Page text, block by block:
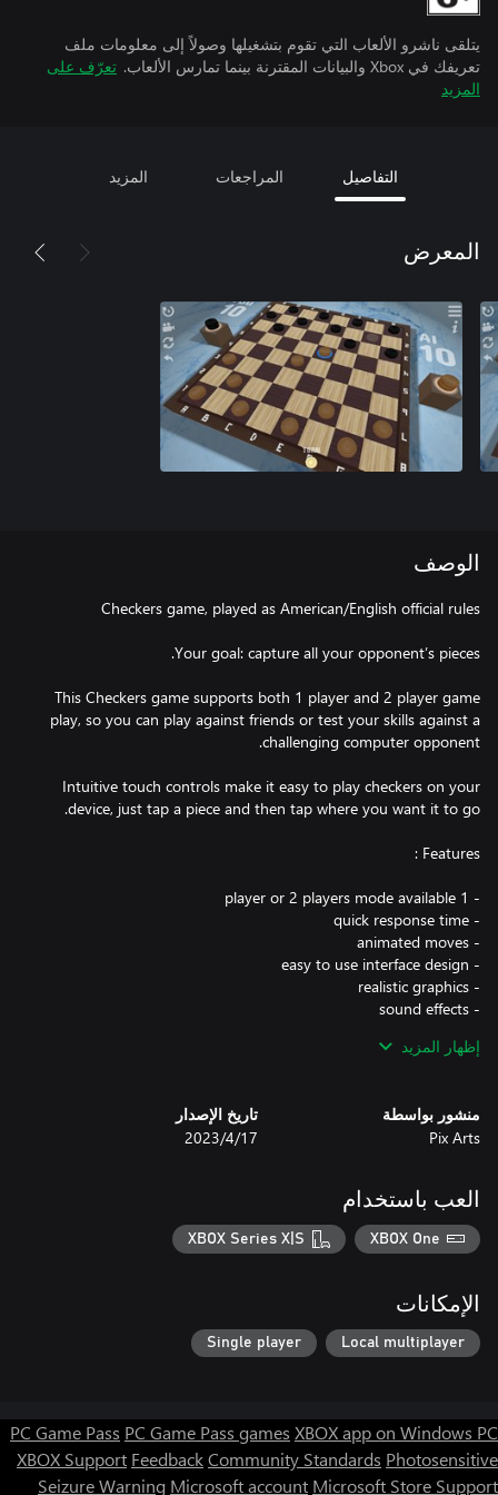
يتلقى ناشرو الألعاب التي تقوم بتشغيلها وصولاً إلى معلومات ملف
تعريفك في Xbox والبيانات المقترنة بينما تمارس الألعاب.
تعرّف على
المزيد
التفاصيل المراجعات المزيد
المعرض
الوصف
This Checkers game supports both 1 player and 2 player game
play, so you can play against friends or test your skills against a
Intuitive touch controls make it easy to play checkers on your
- Unlimited Undos
إظهار المزيد
منشور بواسطة
Pix Arts
تاريخ الإصدار
17‏/4‏/2023
العب باستخدام
XBOX One
XBOX Series X|S
الإمكانات
Local multiplayer
Single player
PC Game Pass PC Game Pass games XBOX app on Windows PC
XBOX Support FeedbackCommunity Standards Photosensitive
Seizure Warning Microsoft account Microsoft Store Support